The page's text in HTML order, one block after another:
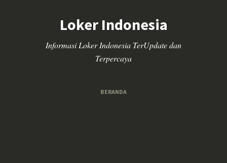
Loker Indonesia
Informasi Loker Indonesia TerUpdate dan
Terpercaya
BERANDA